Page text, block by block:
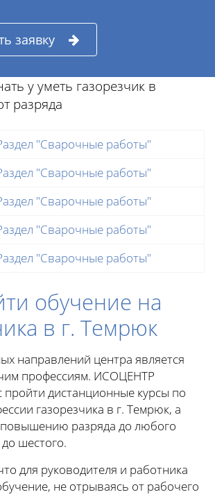
заявку
у уметь газорезчик в
разряда
"Сварочные работы"
"Сварочные работы"
"Сварочные работы"
"Сварочные работы"
"Сварочные работы"
обучение на
в г. Темрюк
направлений центра является
профессиям. ИСОЦЕНТР
пройти дистанционные курсы по
газорезчика в г. Темрюк, а
повышению разряда до любого
шестого.
для руководителя и работника
не отрываясь от рабочего